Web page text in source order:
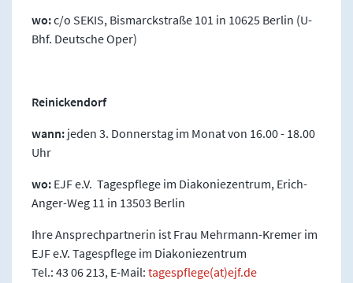
wo:c/o SEKIS, Bismarckstraße 101 in 10625 Berlin (U-
Bhf. Deutsche Oper)
Reinickendorf
wann: jeden 3. Donnerstag im Monat von 16.00 - 18.00
Uhr
wo: EJF e.V. Tagespflege im Diakoniezentrum, Erich-
Anger-Weg 11 in 13503 Berlin
Ihre Ansprechpartnerin ist Frau Mehrmann-Kremer im
EJF e.V. Tagespflege im Diakoniezentrum
Tel.: 43 06 213, E-Mail: tagespflege(at)ejf.de